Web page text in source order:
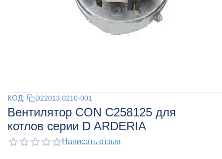
КОД: D22013.0210-001
Вентилятор CON C258125 для
котлов серии D ARDERIA
Написать отзыв